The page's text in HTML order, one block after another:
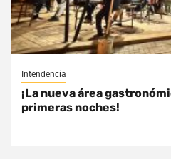
Intendencia
¡La nueva área
primeras noches!